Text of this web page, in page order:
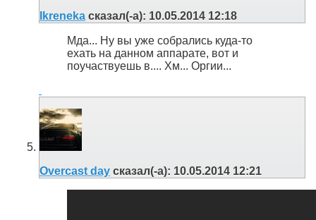
Ikreneka сказал(-а): 10.05.2014 12:18
Мда... Ну вы уже собрались куда-то
ехать на данном аппарате, вот и
поучаствуешь в.... Хм... Оргии...
Overcast day сказал(-а): 10.05.2014 12:21